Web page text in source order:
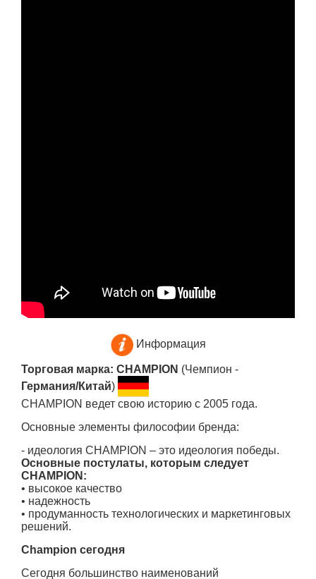
Информация
Торговая марка: CHAMPION (Чемпион -
Германия/Китай)
CHAMPION ведет свою историю с 2005 года.
Основные элементы философии бренда:
- идеология CHAMPION – это идеология победы.
Основные постулаты, которым следует
CHAMPION:
• высокое качество
• надежность
• продуманность технологических и маркетинговых
решений.
Champion сегодня
Сегодня большинство наименований